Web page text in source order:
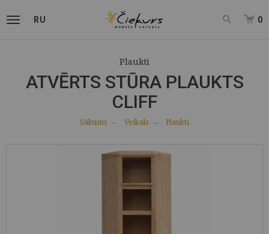
RU 0
Plaukti
ATVĒRTS STŪRA PLAUKTS
CLIFF
Sākums Veikals Plaukti